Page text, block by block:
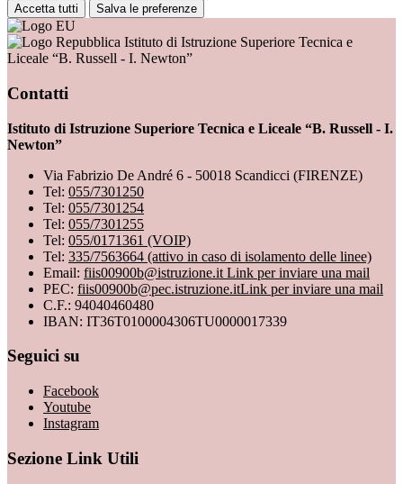
Accetta tutti Salva le preferenze
Istituto di Istruzione Superiore Tecnica e
Liceale “B. Russell - I. Newton”
Contatti
Istituto di Istruzione Superiore Tecnica e Liceale “B. Russell - I.
Newton”
Via Fabrizio De André 6 - 50018 Scandicci (FIRENZE)
Tel: 055/7301250
Tel: 055/7301254
Tel: 055/7301255
Tel: 055/0171361 (VOIP)
Tel: 335/7563664 (attivo in caso di isolamento delle linee)
Email: fiis00900b@istruzione.it Link per inviare una mail
PEC: fiis00900b@pec.istruzione.itLink per inviare una mail
C.F.: 94040460480
IBAN: IT36T0100004306TU0000017339
Seguici su
Facebook
Youtube
Instagram
Sezione Link Utili